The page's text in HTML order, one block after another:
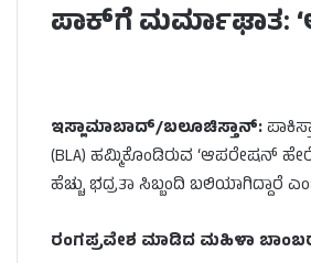
ಪಾಕ್‌ಗೆ ಮರ್ಮಾಘಾತ:
ಇಸ್ಲಾಮಾಬಾದ್/ಬಲೂಚಿಸ್ತಾನ್:
(BLA) ಹಮ್ಮಿಕೊಂಡಿರುವ ‘ಆಪರೇಷನ್
ಹೆಚ್ಚು ಭದ್ರತಾ ಸಿಬ್ಬಂದಿ ಬಲಿಯಾಗಿದ್ದಾರೆ
ರಂಗಪ್ರವೇಶ ಮಾಡಿದ ಮಹಿಳಾ